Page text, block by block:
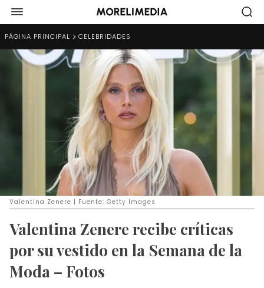
PÁGINA PRINCIPAL CELEBRIDADES
Valentina Zenere | Fuente: Getty Images
Valentina Zenere recibe críticas
por su vestido en la Semana de la
Moda – Fotos